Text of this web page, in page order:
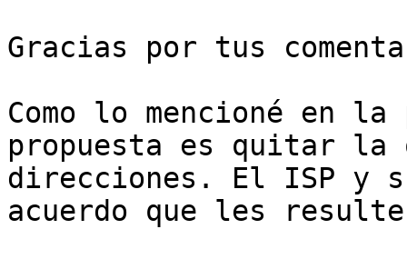
Gracias por tus
Como lo mencioné en
propuesta es quitar la
direcciones. El ISP y
acuerdo que les